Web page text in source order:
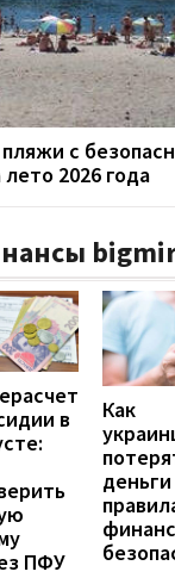
с
2026 года
в
ПФУ
Как
деньги